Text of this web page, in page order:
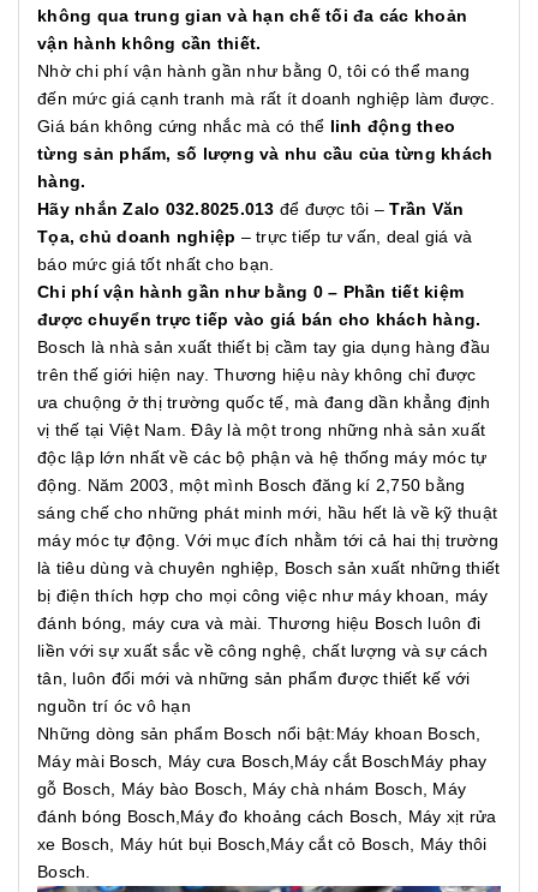
không qua trung gian và hạn chế tối đa các khoản
vận hành không cần thiết.
Nhờ chi phí vận hành gần như bằng 0, tôi có thể mang
đến mức giá cạnh tranh mà rất ít doanh nghiệp làm được.
Giá bán không cứng nhắc mà có thể linh động theo
từng sản phẩm, số lượng và nhu cầu của từng khách
hàng.
Hãy nhắn Zalo 032.8025.013 để được tôi –Trần Văn
Tọa, chủ doanh nghiệp – trực tiếp tư vấn, deal giá và
báo mức giá tốt nhất cho bạn.
Chi phí vận hành gần như bằng 0 – Phần tiết kiệm
được chuyển trực tiếp vào giá bán cho khách hàng.
Bosch là nhà sản xuất thiết bị cầm tay gia dụng hàng đầu
trên thế giới hiện nay. Thương hiệu này không chỉ được
ưa chuộng ở thị trường quốc tế, mà đang dần khẳng định
vị thế tại Việt Nam. Đây là một trong những nhà sản xuất
độc lập lớn nhất về các bộ phận và hệ thống máy móc tự
động. Năm 2003, một mình Bosch đăng kí 2,750 bằng
sáng chế cho những phát minh mới, hầu hết là về kỹ thuật
máy móc tự động. Với mục đích nhằm tới cả hai thị trường
là tiêu dùng và chuyên nghiệp, Bosch sản xuất những thiết
bị điện thích hợp cho mọi công việc như máy khoan, máy
đánh bóng, máy cưa và mài. Thương hiệu Bosch luôn đi
liền với sự xuất sắc về công nghệ, chất lượng và sự cách
tân, luôn đổi mới và những sản phẩm được thiết kế với
nguồn trí óc vô hạn
Những dòng sản phẩm Bosch nổi bật:Máy khoan Bosch,
Máy mài Bosch, Máy cưa Bosch,Máy cắt BoschMáy phay
gỗ Bosch, Máy bào Bosch, Máy chà nhám Bosch, Máy
đánh bóng Bosch,Máy đo khoảng cách Bosch, Máy xịt rửa
xe Bosch, Máy hút bụi Bosch,Máy cắt cỏ Bosch, Máy thôi
Bosch.